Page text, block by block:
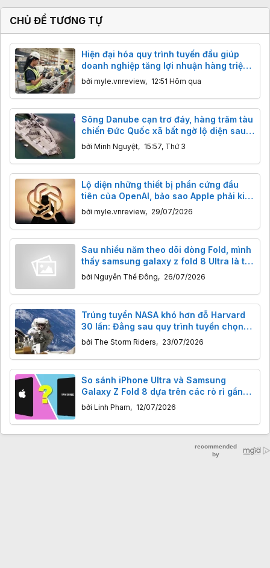
c
:
CHỦ ĐỀ TƯƠNG TỰ
Hiện đại hóa quy trình tuyến đầu giúp
doanh nghiệp tăng lợi nhuận hàng triệu
USD
bởi myle.vnreview, 12:51 Hôm qua
Sông Danube cạn trơ đáy, hàng trăm tàu
chiến Đức Quốc xã bất ngờ lộ diện sau
80 năm
bởi Minh Nguyệt, 15:57, Thứ 3
Lộ diện những thiết bị phần cứng đầu
tiên của OpenAI, bảo sao Apple phải kiện
gấp
bởi myle.vnreview, 29/07/2026
Sau nhiều năm theo dõi dòng Fold, mình
thấy samsung galaxy z fold 8 Ultra là thế
hệ có định hướng rõ ràng nhất
bởi Nguyễn Thế Đông, 26/07/2026
Trúng tuyển NASA khó hơn đỗ Harvard
30 lần: Đằng sau quy trình tuyển chọn
phi hành gia gắt gao đến mức nào?
bởi The Storm Riders, 23/07/2026
So sánh iPhone Ultra và Samsung
Galaxy Z Fold 8 dựa trên các rò rỉ gần
đây
bởi Linh Pham, 12/07/2026